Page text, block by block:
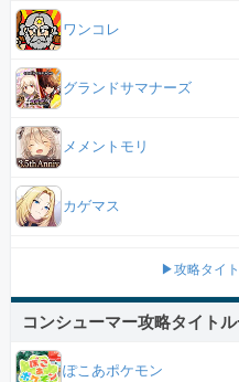
ワンコレ
グランドサマナーズ
メメントモリ
カゲマス
▶攻略タイ
コンシューマー攻略タイト
ぽこあポケモン